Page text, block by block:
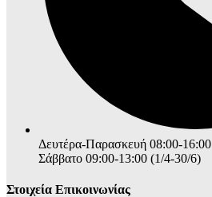
Δευτέρα-Παρασκευή 08:00-16:00
Σάββατο 09:00-13:00 (1/4-30/6)
Στοιχεία Επικοινωνίας